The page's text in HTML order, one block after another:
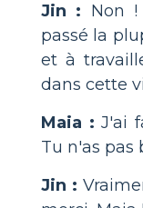
Jin : Non
passé la
et à
dans cette
Maia : J'ai
Tu n'as pas
Jin :